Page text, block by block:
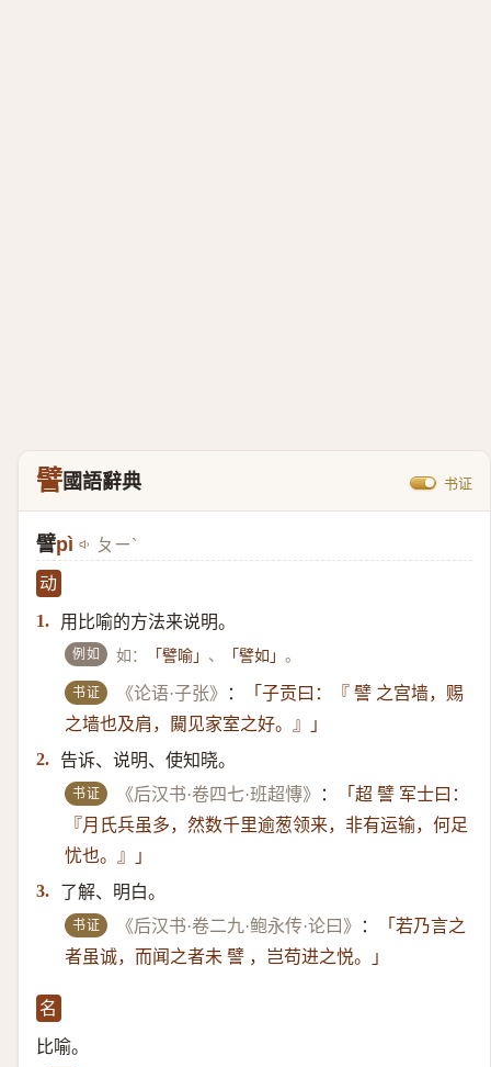
譬國語辭典 书证
譬pì ㄆㄧˋ
动
1.
用比喻的方法来说明。
例如 如： 「譬喻」 、 「譬如」。
书证 《论语·子张》 ：
「子贡曰：『 譬 之宫墙，赐
之墙也及肩，闚见家室之好。』」
2.
告诉、说明、使知晓。
书证 《后汉书·卷四七·班超慱》 ：
「超 譬 军士曰：
『月氏兵虽多，然数千里逾葱领来，非有运输，何足
忧也。』」
3.
了解、明白。
书证 《后汉书·卷二九·鲍永传·论曰》 ：
「若乃言之
者虽诚，而闻之者未 譬 ，岂苟进之悦。」
名
比喻。